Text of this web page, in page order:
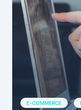
E-COMMERCE